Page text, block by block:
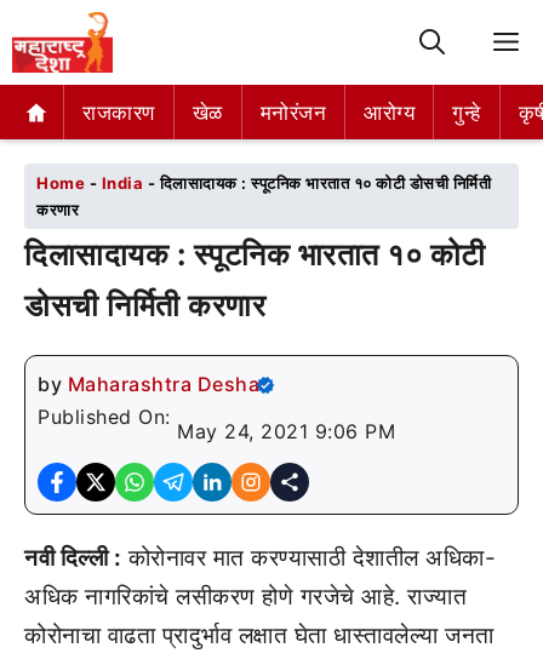
राजकारण खेळ मनोरंजन आरोग्य गुन्हे
राजकारण खेळ मनोरंजन आरोग्य गुन्हे
Home - India -दिलासादायक : स्पूटनिक भारतात १० कोटी डोसची निर्मिती
करणार
दिलासादायक : स्पूटनिक भारतात १० कोटी
डोसची निर्मिती करणार
by Maharashtra Desha
Published On:
May 24, 2021 9:06 PM
नवी दिल्ली : कोरोनावर मात करण्यासाठी देशातील अधिका-
अधिक नागरिकांचे लसीकरण होणे गरजेचे आहे. राज्यात
कोरोनाचा वाढता प्रादुर्भाव लक्षात घेता धास्तावलेल्या जनता